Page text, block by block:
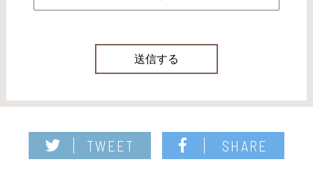
TWEET SHARE